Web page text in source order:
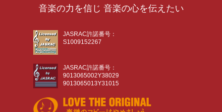
音楽の力を信じ 音楽の心を伝えたい
JASRAC許諾番号：
S1009152267
JASRAC許諾番号：
9013065002Y38029
9013065013Y31015